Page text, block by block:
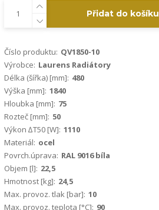
Přidat do košíku
Číslo produktu: QV1850-10
Výrobce: Laurens Radiátory
Délka (šířka) [mm]: 480
Výška [mm]: 1840
Hloubka [mm]: 75
Rozteč [mm]: 50
Výkon ∆T50 [W]: 1110
Materiál: ocel
Povrch.úprava: RAL 9016 bíla
Objem [l]: 22,5
Hmotnost [kg]: 24,5
Max. provoz. tlak [bar]: 10
Max. provoz. teplota [°C]: 90